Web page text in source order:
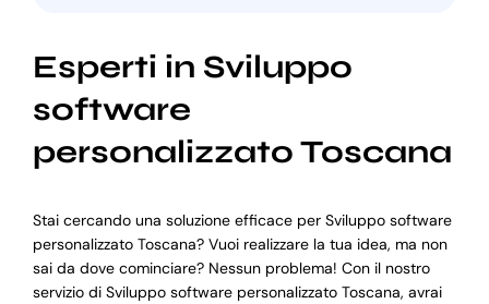
Esperti in Sviluppo
software
personalizzato Toscana
Stai cercando una soluzione efficace per Sviluppo software
personalizzato Toscana? Vuoi realizzare la tua idea, ma non
sai da dove cominciare? Nessun problema! Con il nostro
servizio di Sviluppo software personalizzato Toscana, avrai